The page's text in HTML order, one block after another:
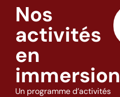
Nos
activités
en
immersion
Un programme d’activités